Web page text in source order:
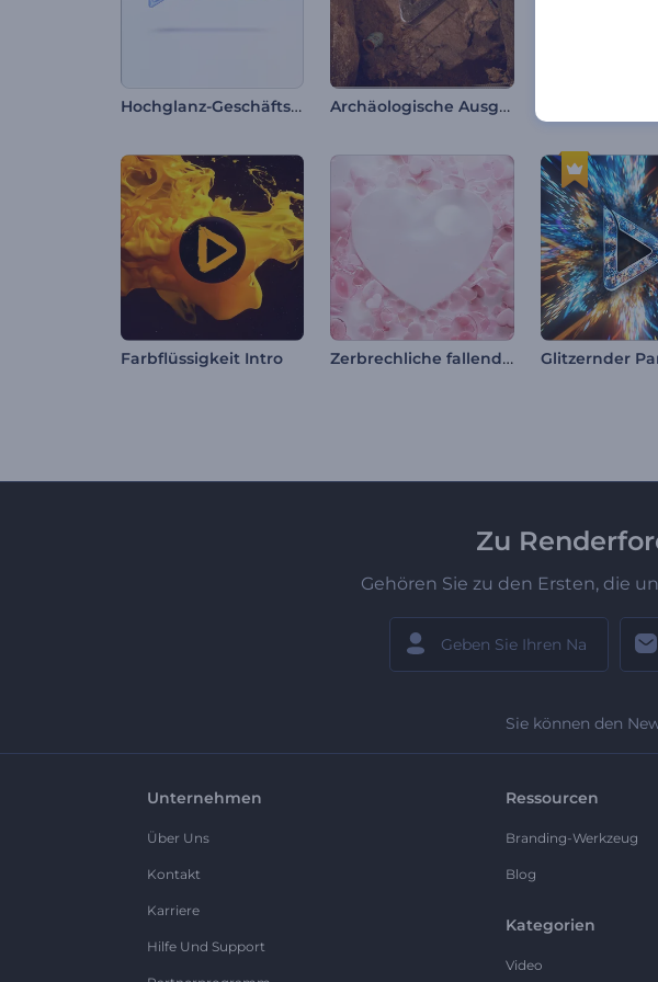
Hochglanz-Geschäftslogo Archäologische Ausgrabung Intro
Farbflüssigkeit Intro Zerbrechliche fallende Herzen Intro
Zu
Gehören Sie zu den Ersten, die
Sie können den
Unternehmen
Über Uns
Kontakt
Karriere
Hilfe Und Support
Ressourcen
Branding-Werkzeug
Blog
Kategorien
Video